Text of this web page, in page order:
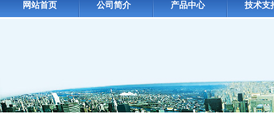
网站首页 公司简介 产品中心 技术支